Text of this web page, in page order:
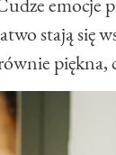
stają się
piękna,